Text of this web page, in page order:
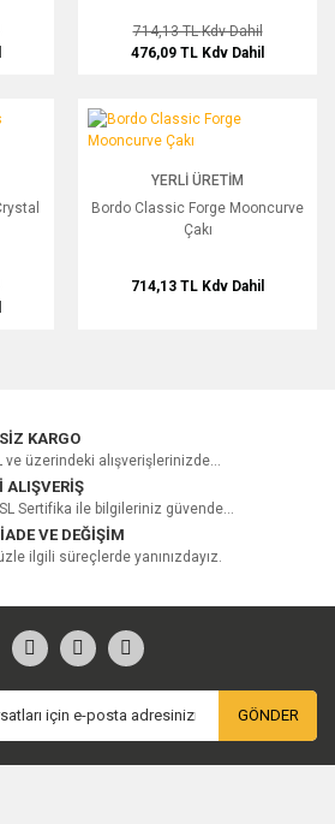
714,13 TLKdv Dahil
476,09 TL Kdv Dahil
Fang ÇakıBordo Classic Forge Mooncurve Çakı
YERLI ÜRETIM
Bordo Classic Forge Mooncurve
Çakı
714,13 TL Kdv Dahil
KARGO
ve üzerindeki alışverişlerinizde...
ALIŞVERİŞ
Sertifika ile bilgileriniz güvende...
VE DEĞİŞİM
ilgili süreçlerde yanınızdayız.
GÖNDER